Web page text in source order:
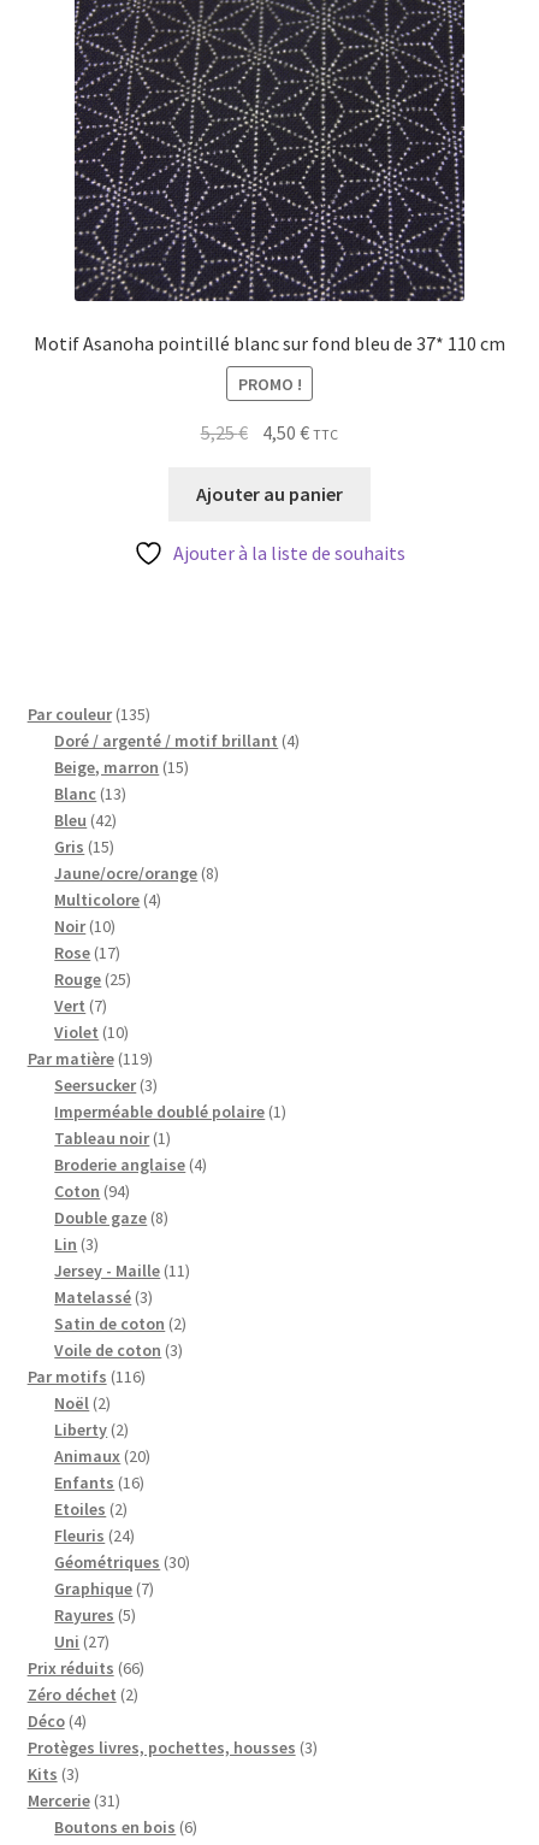
Motif Asanoha pointillé blanc sur fond bleu de 37* 110 cm
PROMO !
5,25€ Le
initial
5,25 €.
4,50€Le
actuel
4,50 €.
TTC
Ajouter au panier
Ajouter à la liste de souhaits
Par couleur 135135
produits
Doré / argenté / motif brillant 44
Beige, marron 1515
Blanc 1313
Bleu 4242
produits
Gris 1515
produits
Jaune/ocre/orange 88
Multicolore 44
Noir 1010
produits
Rose 1717
produits
Rouge 2525
Vert 77
produits
Violet 1010
produits
Par matière 119119
produits
Seersucker 33
produits
Imperméable doublé polaire 11
Tableau noir 11
produit
Broderie anglaise 44
Coton 9494
produits
Double gaze 88
Lin 33
produits
Jersey - Maille 1111
Matelassé 33
produits
Satin de coton 22
produits
Voile de coton 33
Par motifs 116116
Noël 22
produits
Liberty 22
produits
Animaux 2020
Enfants 1616
Etoiles 22
produits
Fleuris 2424
produits
Géométriques 3030
Graphique 77
Rayures 55
Uni 2727
produits
Prix réduits 6666
Zéro déchet 22
Déco 44
produits
Protèges livres, pochettes, housses 33
Kits 33
produits
Mercerie 3131
produits
Boutons en bois 66